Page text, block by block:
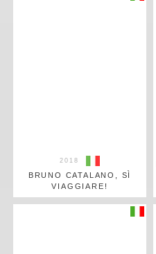
2018
BRUNO CATALANO, SÌ
VIAGGIARE!